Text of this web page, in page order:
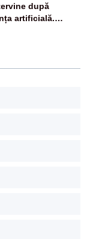
după
artificială.